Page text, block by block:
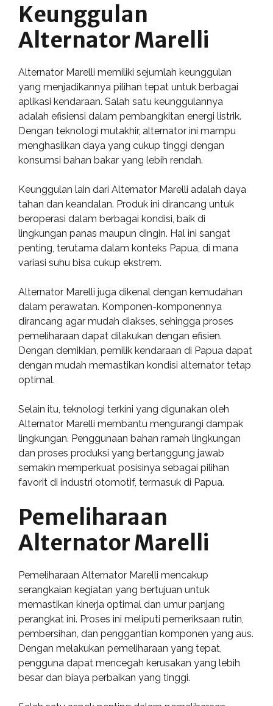
Keunggulan
Alternator Marelli
Alternator Marelli memiliki sejumlah keunggulan
yang menjadikannya pilihan tepat untuk berbagai
aplikasi kendaraan. Salah satu keunggulannya
adalah efisiensi dalam pembangkitan energi listrik.
Dengan teknologi mutakhir, alternator ini mampu
menghasilkan daya yang cukup tinggi dengan
konsumsi bahan bakar yang lebih rendah.
Keunggulan lain dari Alternator Marelli adalah daya
tahan dan keandalan. Produk ini dirancang untuk
beroperasi dalam berbagai kondisi, baik di
lingkungan panas maupun dingin. Hal ini sangat
penting, terutama dalam konteks Papua, di mana
variasi suhu bisa cukup ekstrem.
Alternator Marelli juga dikenal dengan kemudahan
dalam perawatan. Komponen-komponennya
dirancang agar mudah diakses, sehingga proses
pemeliharaan dapat dilakukan dengan efisien.
Dengan demikian, pemilik kendaraan di Papua dapat
dengan mudah memastikan kondisi alternator tetap
optimal.
Selain itu, teknologi terkini yang digunakan oleh
Alternator Marelli membantu mengurangi dampak
lingkungan. Penggunaan bahan ramah lingkungan
dan proses produksi yang bertanggung jawab
semakin memperkuat posisinya sebagai pilihan
favorit di industri otomotif, termasuk di Papua.
Pemeliharaan
Alternator Marelli
Pemeliharaan Alternator Marelli mencakup
serangkaian kegiatan yang bertujuan untuk
memastikan kinerja optimal dan umur panjang
perangkat ini. Proses ini meliputi pemeriksaan rutin,
pembersihan, dan penggantian komponen yang aus.
Dengan melakukan pemeliharaan yang tepat,
pengguna dapat mencegah kerusakan yang lebih
besar dan biaya perbaikan yang tinggi.